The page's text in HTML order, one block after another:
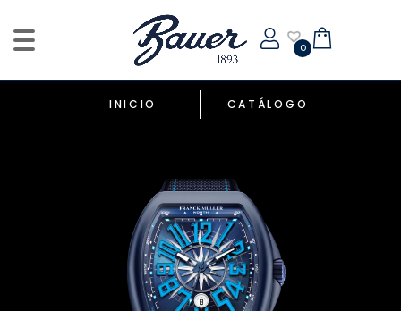
0
INICIO CATÁLOGO